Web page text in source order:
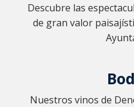
Descubre las
de gran valor
Nuestros vinos de